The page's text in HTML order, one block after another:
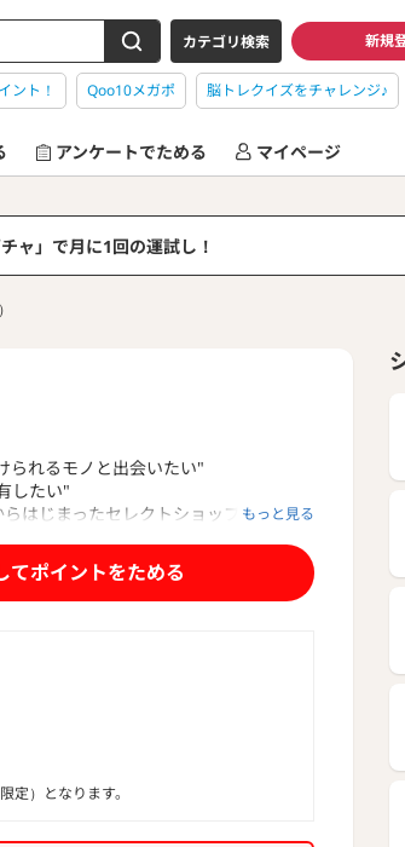
カテゴリ検索 新規
ント！ Qoo10メガポ 脳トレクイズをチャレンジ♪
アンケートでためる マイページ
ャ」で月に1回の運試し！
られるモノと出会いたい"
したい"
はじまったセレクトショップです。
もっと見る
てポイントをためる
）となります。